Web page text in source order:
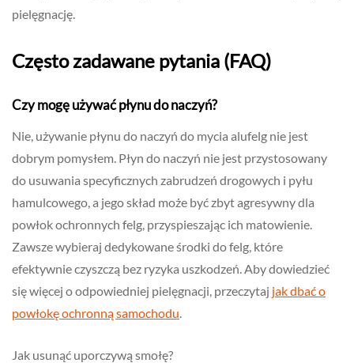
pielęgnację.
Często zadawane pytania (FAQ)
Czy mogę używać płynu do naczyń?
Nie, używanie płynu do naczyń do mycia alufelg nie jest
dobrym pomysłem. Płyn do naczyń nie jest przystosowany
do usuwania specyficznych zabrudzeń drogowych i pyłu
hamulcowego, a jego skład może być zbyt agresywny dla
powłok ochronnych felg, przyspieszając ich matowienie.
Zawsze wybieraj dedykowane środki do felg, które
efektywnie czyszczą bez ryzyka uszkodzeń. Aby dowiedzieć
się więcej o odpowiedniej pielęgnacji, przeczytaj jak dbać o
powłokę ochronną samochodu
Jak usunąć uporczywą smołę?